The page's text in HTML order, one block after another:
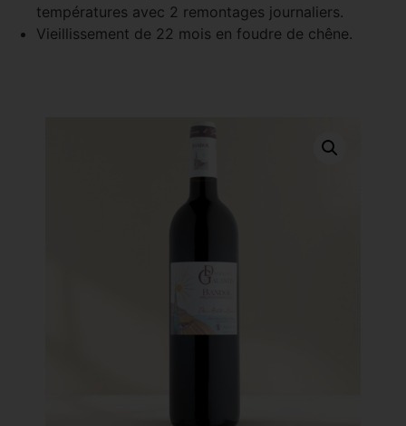
températures avec 2 remontages journaliers.
Vieillissement de 22 mois en foudre de chêne.